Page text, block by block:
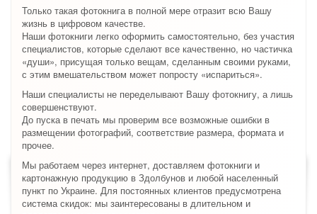
Только такая фотокнига в полной мере отразит всю Вашу
жизнь в цифровом качестве.
Наши фотокниги легко оформить самостоятельно, без участия
специалистов, которые сделают все качественно, но частичка
«души», присущая только вещам, сделанным своими руками,
с этим вмешательством может попросту «испариться».
Наши специалисты не переделывают Вашу фотокнигу, а лишь
совершенствуют.
До пуска в печать мы проверим все возможные ошибки в
размещении фотографий, соответствие размера, формата и
прочее.
Мы работаем через интернет, доставляем фотокниги и
картонажную продукцию в Здолбунов и любой населенный
пункт по Украине. Для постоянных клиентов предусмотрена
система скидок: мы заинтересованы в длительном и